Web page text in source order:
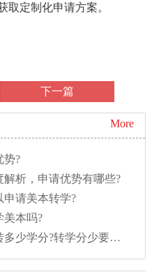
取定制化申请方案。
下一篇
More
势?
析，申请优势有哪些?
申请美本转学?
美本吗?
美本转学：国内大学课程能转多少学分?转学分少要多读一年怎么办?